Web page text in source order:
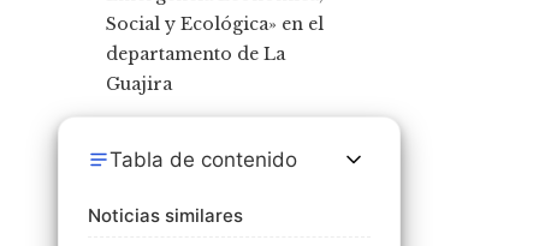
Tabla de contenido
Noticias similares